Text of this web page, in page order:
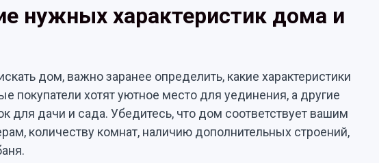
нужных характеристик дома и
дом, важно заранее определить, какие характеристики
покупатели хотят уютное место для уединения, а другие
для дачи и сада. Убедитесь, что дом соответствует вашим
количеству комнат, наличию дополнительных строений,